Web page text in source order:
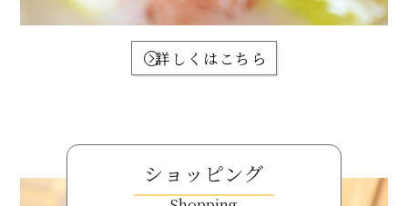
詳しくはこちら
ショッピング